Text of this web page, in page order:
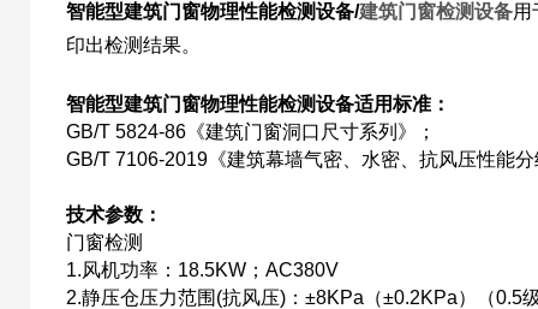
智能型建筑门窗物理性能检测设备/建筑门窗检测设备用
印出检测结果。
智能型建筑门窗物理性能检测设备适用标准：
GB/T 5824-86《建筑门窗洞口尺寸系列》；
GB/T 7106-2019《建筑幕墙气密、水密、抗风压性能
技术参数：
门窗检测
1.风机功率：18.5KW；AC380V
2.静压仓压力范围(抗风压)：±8KPa（±0.2KPa）（0.5